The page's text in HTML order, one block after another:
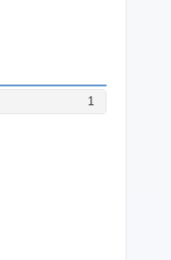
1